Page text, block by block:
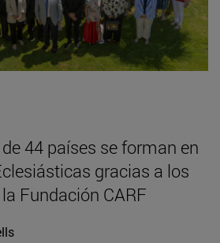
44 países se forman en
gracias a los
Fundación CARF